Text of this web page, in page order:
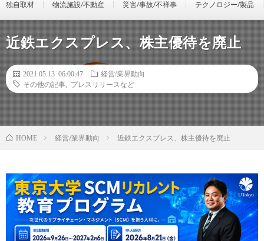
独自取材 物流施設/不動産 災害/事故/不祥事 テクノロジー/製品
近鉄エクスプレス、株主優待を廃止
2021.05.13 06:00:47
経営/業界動向
その他の記事
プレスリリースなど
HOME 経営/業界動向 近鉄エクスプレス、株主優待を廃止